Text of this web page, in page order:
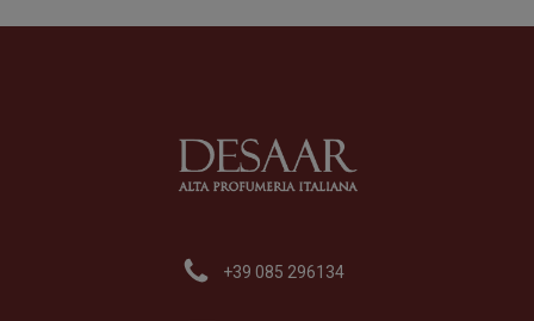
+39 085 296134